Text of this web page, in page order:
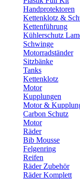
Handprotektoren
Kettenklotz &
Kettenführung
Kühlerschutz
Schwinge
Motorradständer
Sitzbänke
Tanks
Kettenklotz
Motor
Kupplungen
Motor &
Carbon Schutz
Motor
Räder
Bib Mousse
Felgenring
Reifen
Räder Zubehör
Räder Komplett